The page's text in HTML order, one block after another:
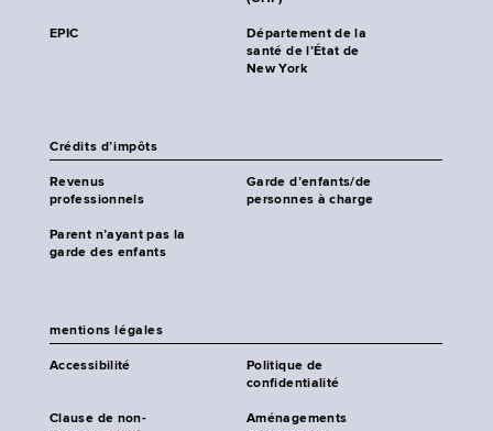
EPIC
Département de la
santé de l’État de
New York
Crédits d’impôts
Revenus
professionnels
Garde d’enfants/de
personnes à charge
Parent n’ayant pas la
garde des enfants
mentions légales
Accessibilité
Politique de
confidentialité
Clause de non-
Aménagements